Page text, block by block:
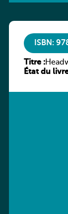
ISBN:
Titre :
État du